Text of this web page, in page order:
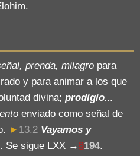
prenda, milagro para
y para animar a los que
divina; prodigio...
enviado como señal de
► 13.2 Vayamos y
. Se sigue LXX →§194.